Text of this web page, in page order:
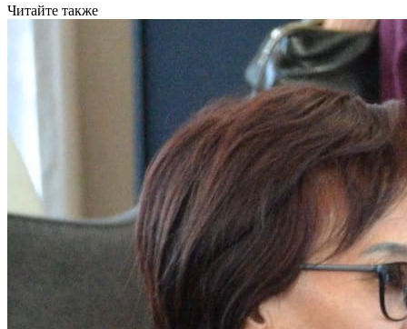
Читайте также